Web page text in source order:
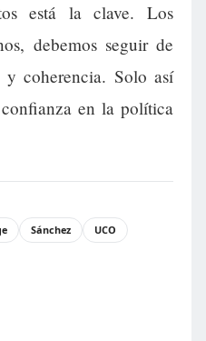
está la clave. Los
debemos seguir de
coherencia. Solo así
en la política
Sánchez
UCO